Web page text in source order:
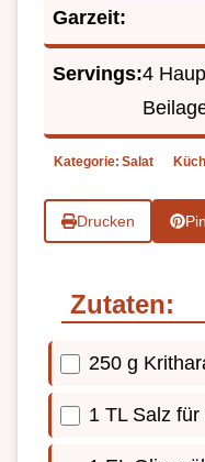
Garzeit:
Servings:4
Kategorie: Salat
Drucken Pin
Zutaten:
250 g
1 TL Salz